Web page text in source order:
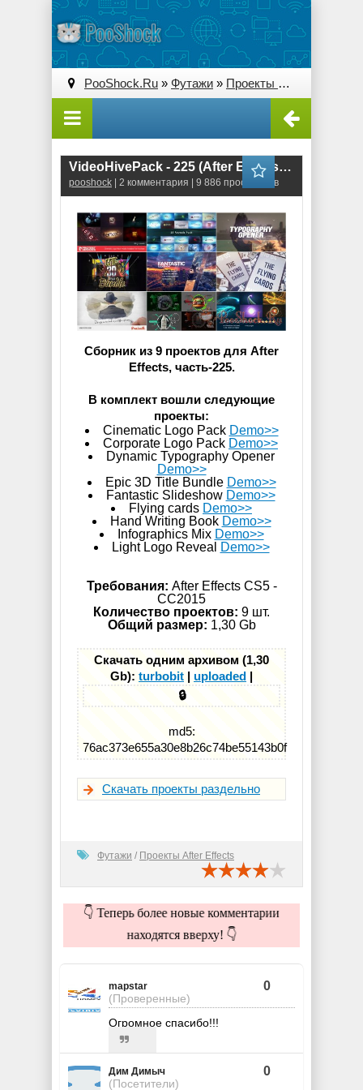
PooShock.Ru » Футажи » Проекты After Effects
VideoHivePack - 225 (After Effects Projects Pack)
pooshock | 2 комментария | 9 886 просмотров
Сборник из 9 проектов для After
Effects, часть-225.
В комплект вошли следующие
проекты:
Cinematic Logo Pack Demo>>
Corporate Logo Pack Demo>>
Dynamic Typography Opener
Demo>>
Epic 3D Title Bundle Demo>>
Fantastic Slideshow Demo>>
Flying cards Demo>>
Hand Writing Book Demo>>
Infographics Mix Demo>>
Light Logo Reveal
Demo>>
Требования: After Effects CS5 -
СС2015
Количество проектов: 9 шт.
Общий размер: 1,30 Gb
Скачать одним архивом (1,30
Gb): turbobit | uploaded |
🔒
md5:
76ac373e655a30e8b26c74be55143b0f
Скачать проекты раздельно
Футажи / Проекты After Effects
👇 Теперь более новые комментарии
находятся вверху! 👇
mapstar
(Проверенные)
0
Огромное спасибо!!!
Дим Димыч
(Посетители)
0